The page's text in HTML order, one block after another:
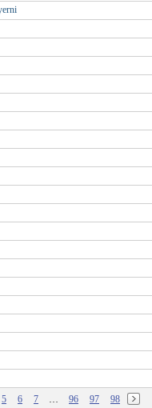
5 6 7 … 96 97 98